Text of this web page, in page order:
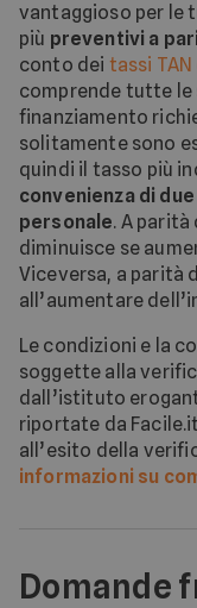
vantaggioso per le
più preventivi a
conto dei tassi TAN
comprende tutte le
finanziamento
solitamente sono
quindi il tasso più
convenienza di
personale. A
diminuisce se
Viceversa, a parità
all’aumentare
Le condizioni e la
soggette alla
dall’istituto
riportate da
all’esito della
informazioni su
Domande